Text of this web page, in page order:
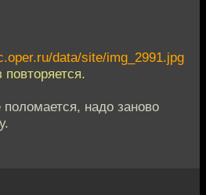
data/site/img_2991.jpg
повторяется.
надо заново